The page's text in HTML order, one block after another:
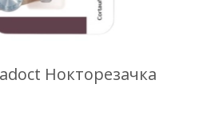
Нокторезачка